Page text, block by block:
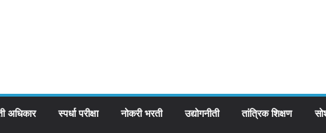
अधिकार स्पर्धा परीक्षा नोकरी भरती उद्योगनीती तांत्रिक शिक्षण